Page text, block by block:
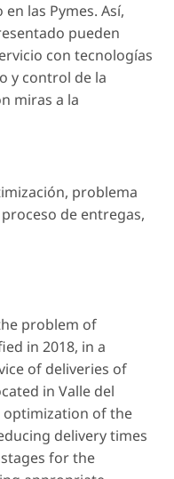
las Pymes. Así,
pueden
con tecnologías
y control de la
miras a la
, problema
proceso de entregas,
problem of
in 2018, in a
of deliveries of
in Valle del
optimization of the
delivery times
for the